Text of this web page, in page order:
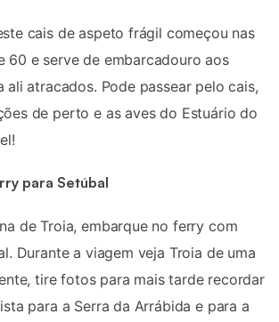
cais de aspeto frágil começou nas
60 e serve de embarcadouro aos
ali atracados. Pode passear pelo cais,
de perto e as aves do Estuário do
para Setúbal
de Troia, embarque no ferry com
Durante a viagem veja Troia de uma
tire fotos para mais tarde recordar
para a Serra da Arrábida e para a